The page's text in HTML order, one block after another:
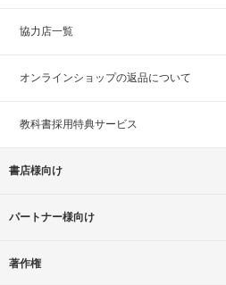
協力店一覧
オンラインショップの返品について
教科書採用特典サービス
書店様向け
パートナー様向け
著作権